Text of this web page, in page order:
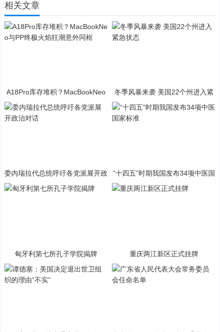
相关文章
A18Pro库存堆积？MacBookNeo
与PP终极火焰狂潮意外同框
冬季风暴来袭 美国22个州进入紧
急状态
委内瑞拉代总统呼吁各党派展开政
“十四五”时期我国发布34项中医国
匈牙利第七所孔子学院揭牌 重庆两江新区正式挂牌